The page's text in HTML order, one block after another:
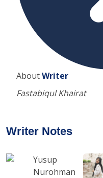
AboutWriter
Fastabiqul Khairat
Writer Notes
Yusup
Nurohman